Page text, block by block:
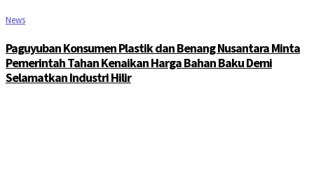
News
Paguyuban Konsumen Plastik dan Benang Nusantara Minta
Pemerintah Tahan Kenaikan Harga Bahan Baku Demi
Selamatkan Industri Hilir